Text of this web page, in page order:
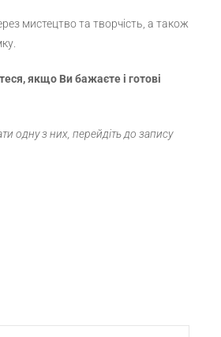
мистецтво та творчість, а також
якщо Ви бажаєте і готові
одну з них, перейдіть до запису